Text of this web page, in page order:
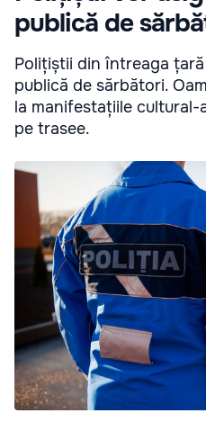
publică de
Polițiștii din întreaga
publică de sărbători.
la manifestațiile
pe trasee.